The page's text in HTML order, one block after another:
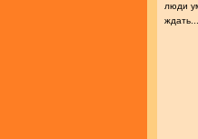
люди
ждать...